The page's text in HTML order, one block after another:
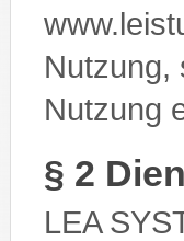
Nutzung,
Nutzung
§ 2
LEA